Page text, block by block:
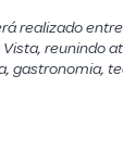
realizado
reunindo
gastronomia,